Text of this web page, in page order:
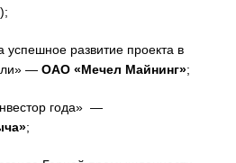
);
развитие проекта в
— ОАО «Мечел Майнинг»;
года» —
;